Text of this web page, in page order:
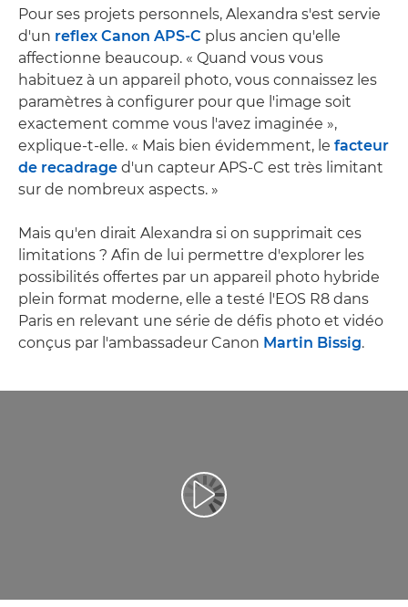
Pour ses projets personnels, Alexandra s'est servie
d'un reflex Canon APS-C plus ancien qu'elle
affectionne beaucoup. « Quand vous vous
habituez à un appareil photo, vous connaissez les
paramètres à configurer pour que l'image soit
exactement comme vous l'avez imaginée »,
explique-t-elle. « Mais bien évidemment, le facteur
de recadrage d'un capteur APS-C est très limitant
sur de nombreux aspects. »
Mais qu'en dirait Alexandra si on supprimait ces
limitations ? Afin de lui permettre d'explorer les
possibilités offertes par un appareil photo hybride
plein format moderne, elle a testé l'EOS R8 dans
Paris en relevant une série de défis photo et vidéo
conçus par l'ambassadeur Canon Martin Bissig.
Lancer la vidéo